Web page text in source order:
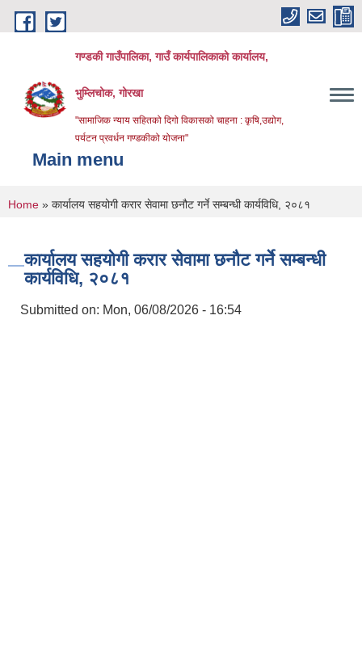
Skip to main content
गण्डकी गाउँपालिका, गाउँ कार्यपालिकाको कार्यालय,
भुम्लिचोक, गोरखा
"सामाजिक न्याय सहितको दिगो विकासको चाहना : कृषि,उद्योग,
पर्यटन प्रवर्धन गण्डकीको योजना"
Main menu
You are here
Home » कार्यालय सहयोगी करार सेवामा छनौट गर्ने सम्बन्धी कार्यविधि, २०८१
कार्यालय सहयोगी करार सेवामा छनौट गर्ने सम्बन्धी
कार्यविधि, २०८१
Submitted on: Mon, 06/08/2026 - 16:54